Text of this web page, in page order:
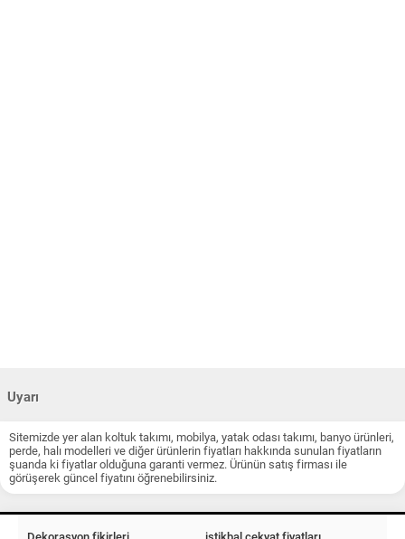
Uyarı
Sitemizde yer alan koltuk takımı, mobilya, yatak odası takımı, banyo ürünleri,
perde, halı modelleri ve diğer ürünlerin fiyatları hakkında sunulan fiyatların
şuanda ki fiyatlar olduğuna garanti vermez. Ürünün satış firması ile
görüşerek güncel fiyatını öğrenebilirsiniz.